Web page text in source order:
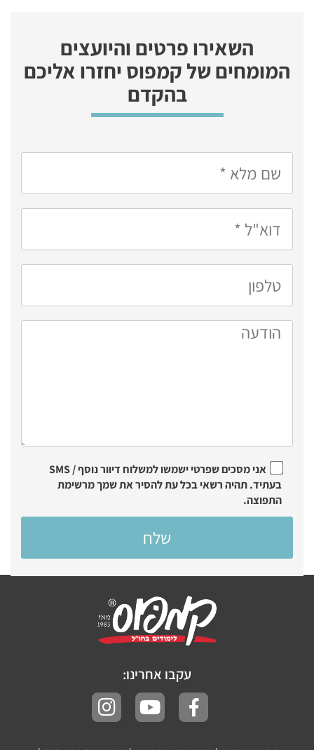
השאירו פרטים והיועצים
המומחים של קמפוס יחזרו אליכם
בהקדם
אני מסכים שפרטי ישמשו למשלוח דיוור נוסף / SMS
בעתיד. תהיה רשאי בכל עת להסיר את שמך מרשימת
התפוצה.
עקבו אחרינו: